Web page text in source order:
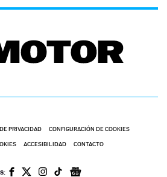
PRIVACIDAD CONFIGURACIÓN DE COOKIES
ACCESIBILIDAD CONTACTO